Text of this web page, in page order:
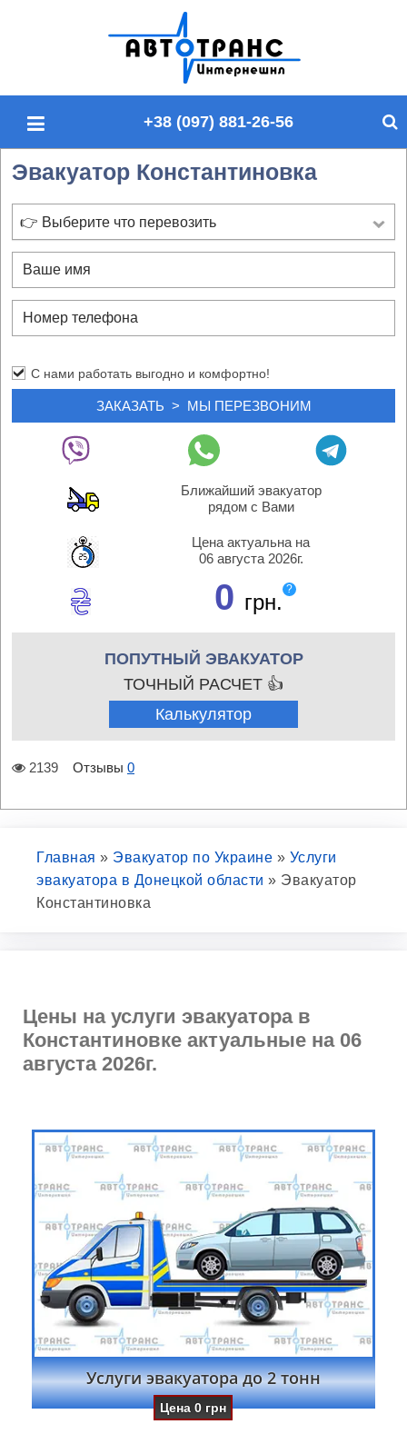
п
й
у
+38 (097) 881-26-56
Эвакуатор Константиновка
👉 Выберите что перевозить
С нами работать выгодно и комфортно!
Ближайший эвакуатор
рядом с Вами
Цена актуальна на
06 августа 2026г.
0 грн.
?
ПОПУТНЫЙ ЭВАКУАТОР
ТОЧНЫЙ РАСЧЕТ 👍
Калькулятор
2139 Отзывы 0
Главная » Эвакуатор по Украине » Услуги
эвакуатора в Донецкой области » Эвакуатор
Константиновка
Цены на услуги эвакуатора в
Константиновке актуальные на 06
августа 2026г.
Услуги эвакуатора до 2 тонн
Цена0 грн